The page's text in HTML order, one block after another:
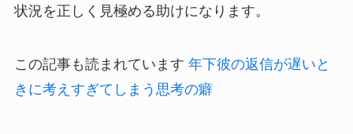
状況を正しく見極める助けになります。
この記事も読まれています 年下彼の返信が遅いと
きに考えすぎてしまう思考の癖